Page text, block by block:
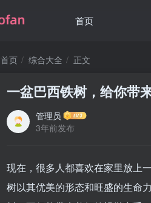
首页
首页 综合大全 正文
一盆巴西铁树，给你带
管理员
3年前发布
现在，很多人都喜欢在家里放上
树以其优美的形态和旺盛的生命